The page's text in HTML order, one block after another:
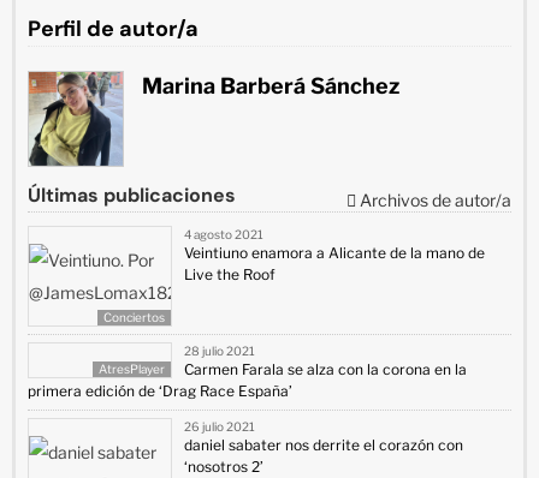
Perfil de autor/a
Marina Barberá Sánchez
Últimas publicaciones Archivos de autor/a
Conciertos
4 agosto 2021
Veintiuno enamora a Alicante de la mano de
Live the Roof
AtresPlayer
28 julio 2021
Carmen Farala se alza con la corona en la
primera edición de ‘Drag Race España’
26 julio 2021
daniel sabater nos derrite el corazón con
‘nosotros 2’